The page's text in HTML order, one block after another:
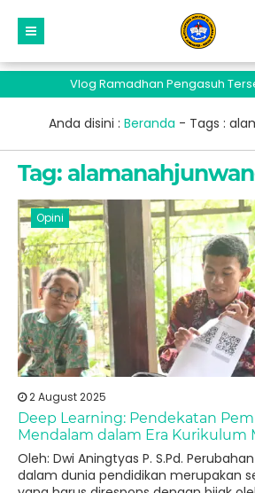
Vlog Ramadhan Pengasuh Tersedia
Anda disini : Beranda - Tags :
Tag:
Opini
2 August 2025
Deep Learning: Pendekatan
Mendalam dalam Era Kurikulum
Oleh: Dwi Aningtyas P. S.Pd.
dalam dunia pendidikan merupakan